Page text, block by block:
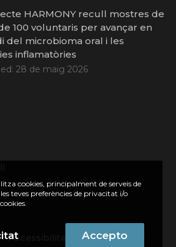
HARMONY recull mostres de
100 voluntaris per avançar en
del microbioma oral i les
inflamatòries
28 de maig 2026
Accessibilitat
cookies, principalment de serveis de
teves preferències de privacitat i/o
Accepto